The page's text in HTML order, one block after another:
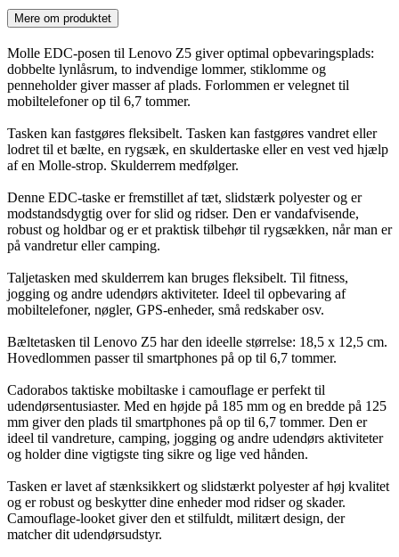
Mere om produktet
Molle EDC-posen til Lenovo Z5 giver optimal opbevaringsplads:
dobbelte lynlåsrum, to indvendige lommer, stiklomme og
penneholder giver masser af plads. Forlommen er velegnet til
mobiltelefoner op til 6,7 tommer.
Tasken kan fastgøres fleksibelt. Tasken kan fastgøres vandret eller
lodret til et bælte, en rygsæk, en skuldertaske eller en vest ved hjælp
af en Molle-strop. Skulderrem medfølger.
Denne EDC-taske er fremstillet af tæt, slidstærk polyester og er
modstandsdygtig over for slid og ridser. Den er vandafvisende,
robust og holdbar og er et praktisk tilbehør til rygsækken, når man er
på vandretur eller camping.
Taljetasken med skulderrem kan bruges fleksibelt. Til fitness,
jogging og andre udendørs aktiviteter. Ideel til opbevaring af
mobiltelefoner, nøgler, GPS-enheder, små redskaber osv.
Bæltetasken til Lenovo Z5 har den ideelle størrelse: 18,5 x 12,5 cm.
Hovedlommen passer til smartphones på op til 6,7 tommer.
Cadorabos taktiske mobiltaske i camouflage er perfekt til
udendørsentusiaster. Med en højde på 185 mm og en bredde på 125
mm giver den plads til smartphones på op til 6,7 tommer. Den er
ideel til vandreture, camping, jogging og andre udendørs aktiviteter
og holder dine vigtigste ting sikre og lige ved hånden.
Tasken er lavet af stænksikkert og slidstærkt polyester af høj kvalitet
og er robust og beskytter dine enheder mod ridser og skader.
Camouflage-looket giver den et stilfuldt, militært design, der
matcher dit udendørsudstyr.